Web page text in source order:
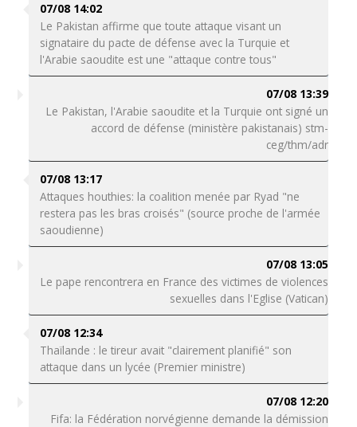
07/08 14:02
Le Pakistan affirme que toute attaque visant un
signataire du pacte de défense avec la Turquie et
l'Arabie saoudite est une "attaque contre tous"
07/08 13:39
Le Pakistan, l'Arabie saoudite et la Turquie ont signé un
accord de défense (ministère pakistanais) stm-
ceg/thm/adr
07/08 13:17
Attaques houthies: la coalition menée par Ryad "ne
restera pas les bras croisés" (source proche de l'armée
saoudienne)
07/08 13:05
Le pape rencontrera en France des victimes de violences
sexuelles dans l'Eglise (Vatican)
07/08 12:34
Thaïlande : le tireur avait "clairement planifié" son
attaque dans un lycée (Premier ministre)
07/08 12:20
Fifa: la Fédération norvégienne demande la démission